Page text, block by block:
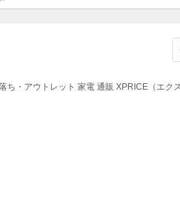
ち・アウトレット 家電 通販 XPRICE（エク